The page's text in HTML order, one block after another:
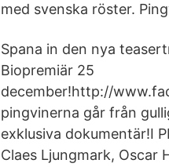
med svenska röster.
Spana in den nya
Biopremiär 25
december!http://
pingvinerna går från
exklusiva dokumentär!I
Claes Ljungmark, Oscar